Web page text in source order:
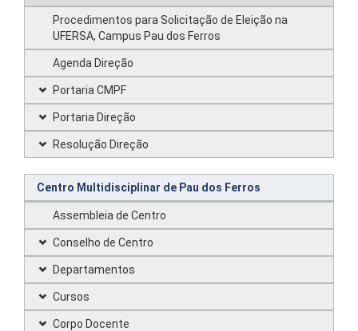
Procedimentos para Solicitação de Eleição na
UFERSA, Campus Pau dos Ferros
Agenda Direção
Portaria CMPF
Portaria Direção
Resolução Direção
Centro Multidisciplinar de Pau dos Ferros
Assembleia de Centro
Conselho de Centro
Departamentos
Cursos
Corpo Docente